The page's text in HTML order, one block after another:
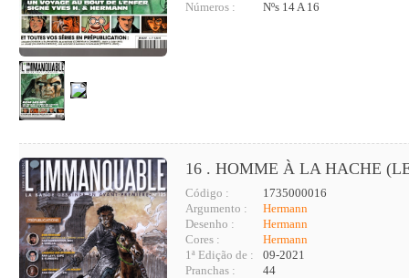
Números :
Nºs 14 A 16
16 . HOMME À LA HACHE
Código :
1735000016
Argumento :
Hermann
Desenho :
Hermann
Cores :
Hermann
1ª Edição de :
09-2021
Pranchas :
44